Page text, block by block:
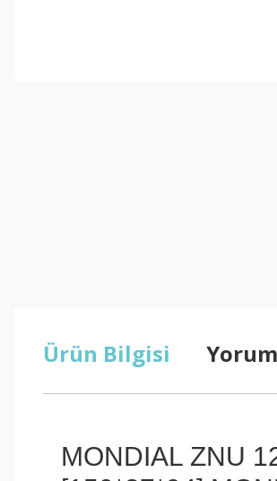
Ürün Bilgisi
MONDIAL ZNU